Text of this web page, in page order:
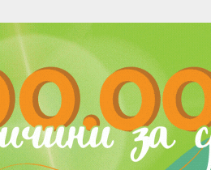
Instagram Youtube
Маркетинг Услови за користење